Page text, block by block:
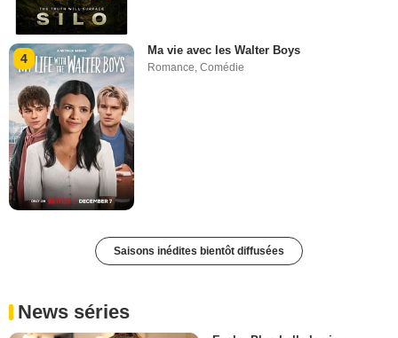
4
Ma vie avec les Walter Boys
Romance ,Comédie
Saisons inédites bientôt diffusées
News séries